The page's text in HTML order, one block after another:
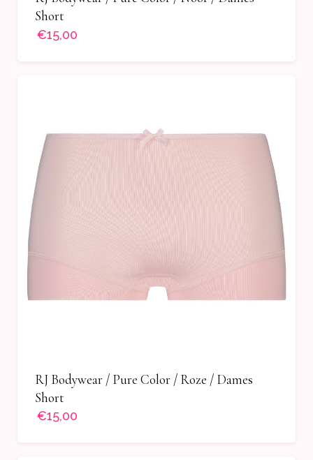
Short
€15,00
RJ Bodywear / Pure Color / Roze / Dames
Short
€15,00